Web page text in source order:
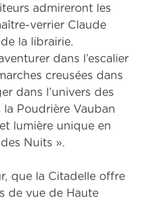
admireront les
verrier Claude
la librairie.
dans l’escalier
creusées dans
dans l’univers des
Poudrière Vauban
lumière unique en
Nuits ».
que la Citadelle offre
de vue de Haute